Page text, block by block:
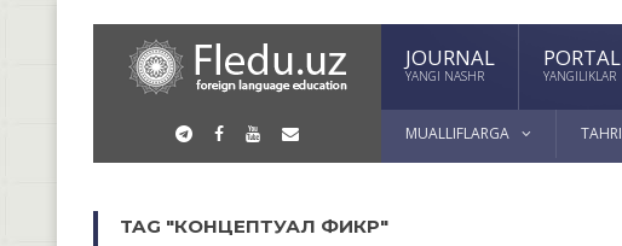
JOURNAL
YANGI NASHR
PORTAL
YANGILIKLAR
MUALLIFLARGA
TAG "КОНЦЕПТУАЛ ФИКР"